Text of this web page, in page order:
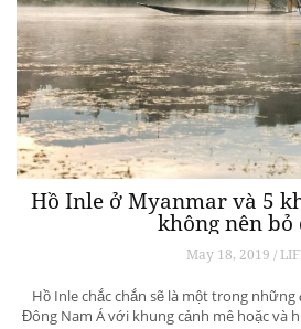
Hồ Inle ở Myanmar và 5
không nên bỏ
May 18, 2019 /
Hồ Inle chắc chắn sẽ là một trong
Đông Nam Á với khung cảnh mê hoặc và